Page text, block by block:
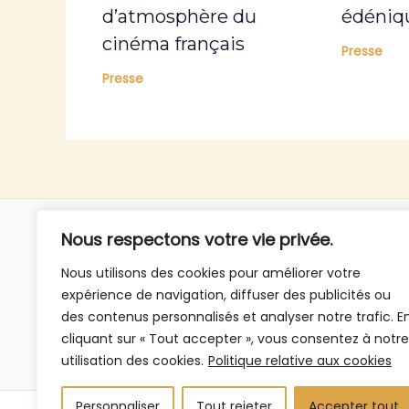
Nous respectons votre vie privée.
Nous utilisons des cookies pour améliorer votre
expérience de navigation, diffuser des publicités ou
des contenus personnalisés et analyser notre trafic.
cliquant sur « Tout accepter », vous consentez à notre
utilisation des cookies. Politique relative aux cookies
d’atmosphère du
cinéma français
Presse
Presse
Politique de confidentialité
Mentions légales